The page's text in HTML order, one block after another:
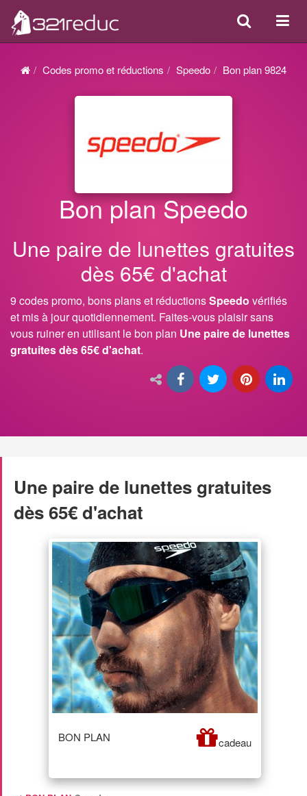
ou
Search
Codes promo et réductions Speedo Bon plan 9824
Bon plan Speedo
Une paire de lunettes gratuites
dès 65€ d'achat
9 codes promo, bons plans et réductionsSpeedo vérifiés
et mis à jour quotidiennement. Faites-vous plaisir sans
vous ruiner en utilisant le bon plan Une paire de lunettes
gratuites dès 65€ d'achat.
Une paire de lunettes gratuites
dès 65€ d'achat
BON PLAN cadeau